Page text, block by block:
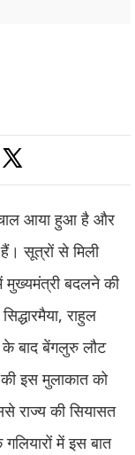
आया हुआ है और
सूत्रों से मिली
मुख्यमंत्री बदलने की
राहुल
के बाद बेंगलुरु लौट
इस मुलाकात को
राज्य की सियासत
में इस बात